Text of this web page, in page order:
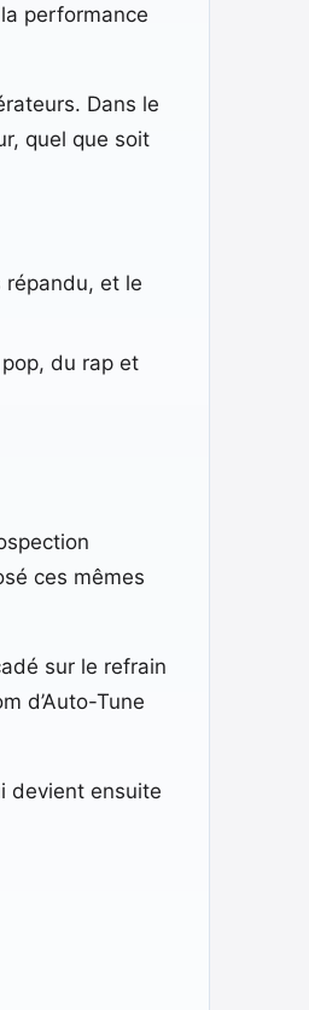
performance
Dans le
quel que soit
répandu, et le
du rap et
ces mêmes
sur le refrain
d’Auto-Tune
devient ensuite